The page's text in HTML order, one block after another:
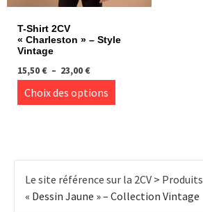
T-Shirt 2CV
« Charleston » – Style
Vintage
15,50€ – 23,00€Plage
de
prix :
15,50 €
Choix des options
options
peuvent
Le site référence sur la 2CV > Produits
« Dessin Jaune » – Collection Vintage